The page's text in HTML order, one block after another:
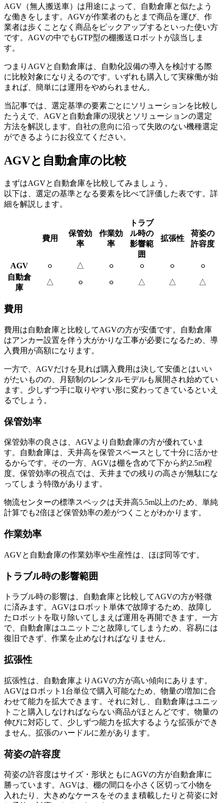
AGV（無人搬送車）は用途によって、自動倉庫と似たよう
な働きをします。AGVが作業者のもとまで商品を運び、作
業者は歩くことなく商品をピックアップするといった使い方
です。AGVの中でもGTP型の棚搬送ロボットが該当しま
す。
つまりAGVと自動倉庫は、自動化設備の導入を検討する際
に比較対象になりえるのです。いずれも購入して実稼働が始
まれば、簡単には運用をやめられません。
当記事では、選定基準の要素ごとにソリューションを比較し
たうえで、AGVと自動倉庫の現状とソリューションの選定
方法を解説します。自社の意向に沿って失敗のない機種選定
ができるようにお役立てください。
AGVと自動倉庫の比較
まずはAGVと自動倉庫を比較してみましょう。
以下は、選定の基準となる要素を比べて評価した表です。詳
細を解説します。
費用
保管効
率
作業効
率
トラブ
ル時の
影響範
囲
拡張性
荷姿の
許容度
AGV ⚪︎ △ ⚪︎ ⚪︎ ⚪︎
⚪︎
自動倉
庫
△ ⚪︎ ⚪︎ △ △ △
費用
費用は自動倉庫と比較してAGVの方が安価です。自動倉庫
はアンカー設置を伴う大がかりな工事が必要になるため、導
入費用が高額になります。
一方で、AGVだけを見れば購入費用は決して安価とはいい
がたいものの、月額制のレンタルモデルも展開され始めてい
ます。少しずつ手に取りやすい形に変わってきているといえ
るでしょう。
保管効率
保管効率の良さは、AGVより自動倉庫の方が優れていま
す。自動倉庫は、天井高を保管スペースとして十分に活かせ
るからです。その一方、AGVは棚を含めて下から約2.5m程
度。保管効率の視点では、天井までの残りの高さが無駄にな
ってしまう特徴があります。
物流センターの標準スペックは天井高5.5m以上のため、単純
計算でも2倍ほど保管効率の差がつくことがわかります。
作業効率
AGVと自動倉庫の作業効率や生産性は、ほぼ同等です。
トラブル時の影響範囲
トラブル時の影響は、自動倉庫と比較してAGVの方が軽微
に済みます。AGVはロボット単体で故障するため、故障し
たロボットを取り除いてしまえば運用を再開できます。一方
で、自動倉庫はユニットごと故障してしまうため、容易には
復旧できず、作業を止めなければなりません。
拡張性
拡張性は、自動倉庫よりAGVの方が高い傾向にあります。
AGVはロボット1台単位で購入可能なため、物量の増加に合
わせて能力を拡大できます。それに対し、自動倉庫はユニッ
トごと購入しなければならない商品がほとんどです。物量の
伸びに対応して、少しずつ能力を拡大するような拡張ができ
ません。拡張のハードルに差があります。
荷姿の許容度
荷姿の許容度はサイズ・形状ともにAGVの方が自動倉庫に
勝っています。AGVは、棚の間口を小さく区切って小物を
入れたり、大きめなケースをそのまま積載したりと荷姿に対